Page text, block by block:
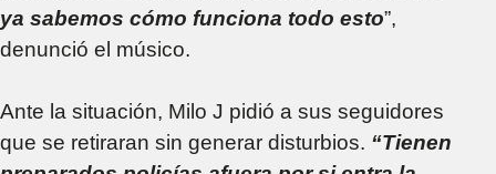
ya sabemos cómo funciona todo esto”,
denunció el músico.
Ante la situación, Milo J pidió a sus seguidores
que se retiraran sin generar disturbios. “Tienen